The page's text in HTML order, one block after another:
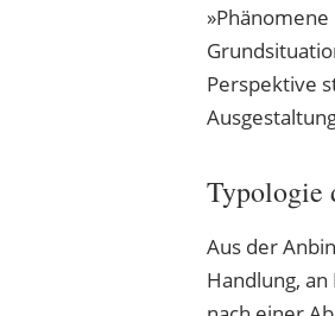
Perspektive
Typologie
Aus der
Handlung,